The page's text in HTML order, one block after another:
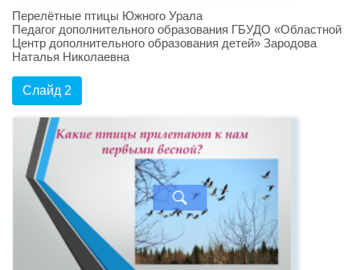
Перелётные птицы Южного Урала
Педагог дополнительного образования ГБУДО «Областной
Центр дополнительного образования детей» Зародова
Наталья Николаевна
Слайд 2